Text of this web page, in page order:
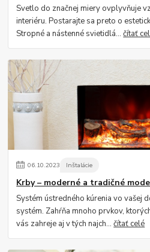
Svetlo do značnej miery ovplyvňuje
interiéru. Postarajte sa preto o
Stropné a nástenné svietidlá...čítať
06.10.2023 Inštalácie
Krby – moderné a tradičné
Systém ústredného kúrenia vo vašej
systém. Zahŕňa mnoho prvkov,
vás zahreje aj v tých najch...čítať celé